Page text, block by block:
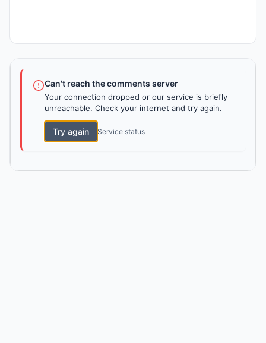
Can't reach the comments server
Your connection dropped or our service is briefly
unreachable. Check your internet and try again.
Try again Service status